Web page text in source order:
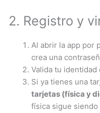
2. Registro y
Al abrir la app por
crea una
Valida tu identidad
Si ya tienes una
tarjetas (física y
física sigue siendo